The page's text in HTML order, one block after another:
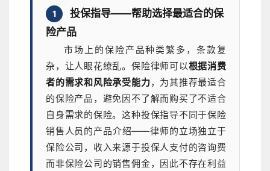
1
投保指导——帮助选择最适合的保
险产品
市场上的保险产品种类繁多，条款复
杂，让人眼花缭乱。保险律师可以根据消费
者的需求和风险承受能力，为其推荐最适合
的保险产品，避免因不了解而购买了不适合
自身需求的保险。这种投保指导不同于保险
销售人员的产品介绍——律师的立场独立于
保险公司，收入来源于投保人支付的咨询费
而非保险公司的销售佣金，因此不存在利益